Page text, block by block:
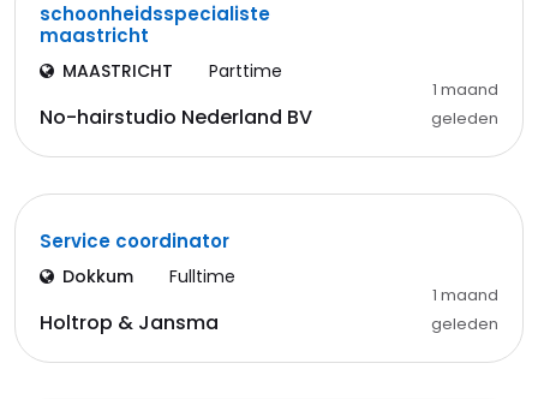
schoonheidsspecialiste
maastricht
MAASTRICHT Parttime
No-hairstudio Nederland BV
1 maand
geleden
Service coordinator
Dokkum Fulltime
Holtrop & Jansma
1 maand
geleden